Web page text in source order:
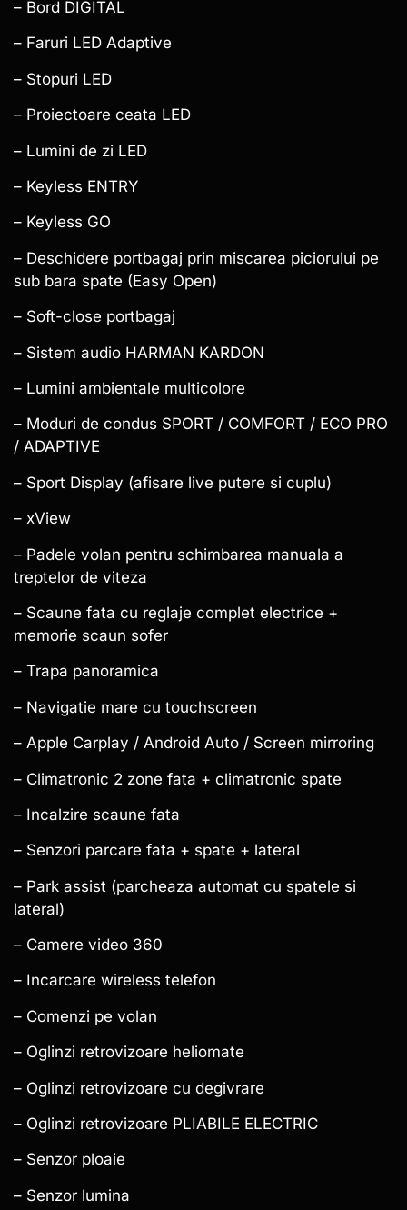
– Bord DIGITAL
– Faruri LED Adaptive
– Stopuri LED
– Proiectoare ceata LED
– Lumini de zi LED
– Keyless ENTRY
– Keyless GO
– Deschidere portbagaj prin miscarea piciorului pe
sub bara spate (Easy Open)
– Soft-close portbagaj
– Sistem audio HARMAN KARDON
– Lumini ambientale multicolore
– Moduri de condus SPORT / COMFORT / ECO PRO
/ ADAPTIVE
– Sport Display (afisare live putere si cuplu)
– xView
– Padele volan pentru schimbarea manuala a
treptelor de viteza
– Scaune fata cu reglaje complet electrice +
memorie scaun sofer
– Trapa panoramica
– Navigatie mare cu touchscreen
– Apple Carplay / Android Auto / Screen mirroring
– Climatronic 2 zone fata + climatronic spate
– Incalzire scaune fata
– Senzori parcare fata + spate + lateral
– Park assist (parcheaza automat cu spatele si
lateral)
– Camere video 360
– Incarcare wireless telefon
– Comenzi pe volan
– Oglinzi retrovizoare heliomate
– Oglinzi retrovizoare cu degivrare
– Oglinzi retrovizoare PLIABILE ELECTRIC
– Senzor ploaie
– Senzor lumina